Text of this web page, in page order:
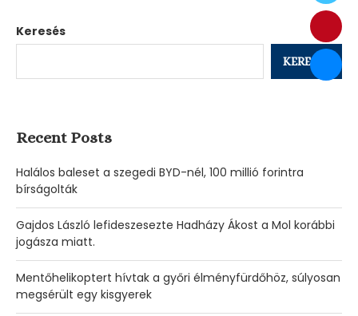
Keresés
KERESÉS
Recent Posts
Halálos baleset a szegedi BYD-nél, 100 millió forintra
bírságolták
Gajdos László lefideszesezte Hadházy Ákost a Mol korábbi
jogásza miatt.
Mentőhelikoptert hívtak a győri élményfürdőhöz, súlyosan
megsérült egy kisgyerek